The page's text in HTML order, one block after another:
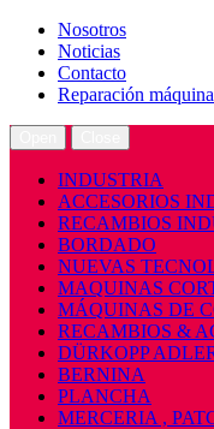
Nosotros
Noticias
Contacto
Reparación
INDUSTRIA
ACCESORIOS
RECAMBIOS
BORDADO
NUEVAS
MAQUINAS
MÁQUINAS DE
RECAMBIOS &
DÜRKOPP
BERNINA
PLANCHA
MERCERIA ,